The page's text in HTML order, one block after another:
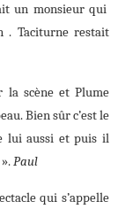
un monsieur qui
. Taciturne restait
scène et Plume
Bien sûr c’est le
lui aussi et puis il
Paul
qui s’appelle